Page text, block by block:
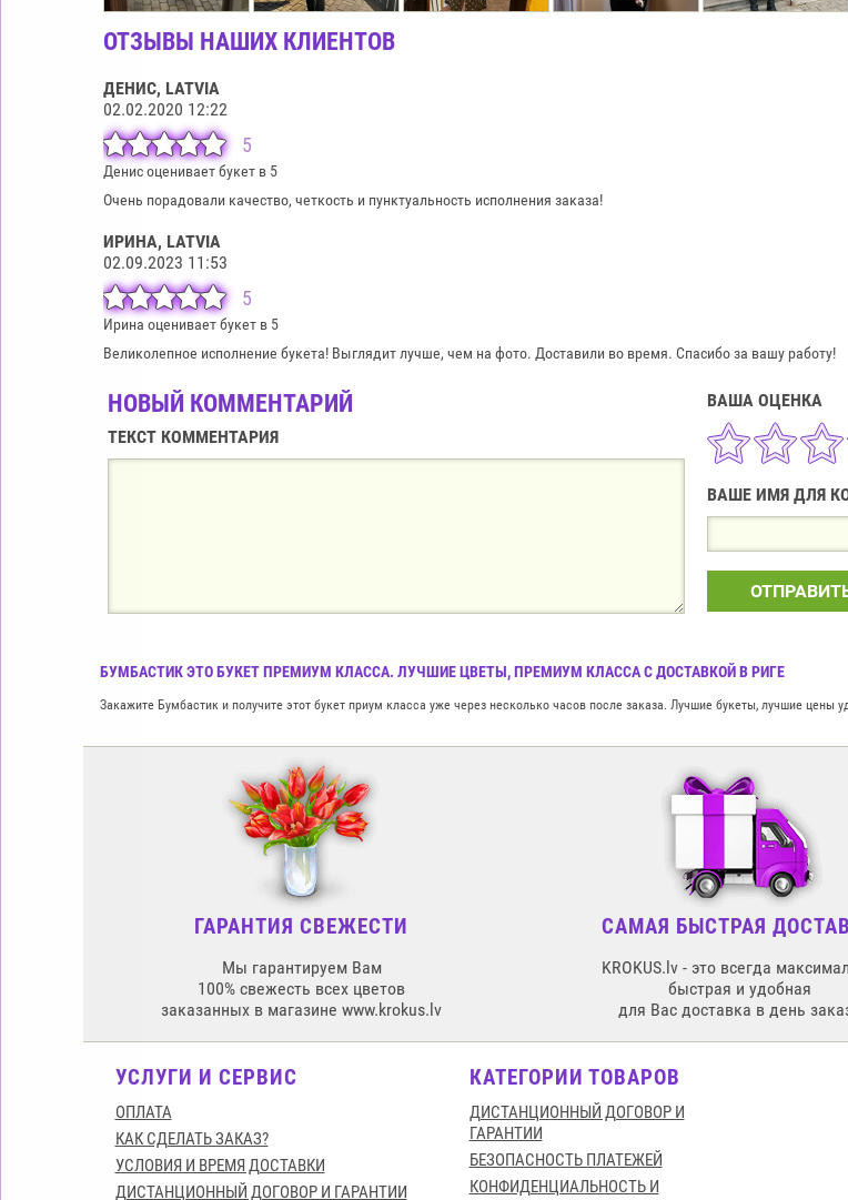
БУМБАСТИК ЭТО БУКЕТ ПРЕМИУМ КЛАССА. ЛУЧШИЕ ЦВЕТЫ, ПРЕМИУМ КЛАССА С ДОСТАВКОЙ В РИГЕ
Закажите Бумбастик и получите этот букет приум класса уже через несколько часов после заказа. Лучшие букеты, лучшие цены
ОТЗЫВЫ НАШИХ КЛИЕНТОВ
ДЕНИС, LATVIA
02.02.2020 12:22
5
Денис оценивает букет в 5
Очень порадовали качество, четкость и пунктуальность исполнения заказа!
ИРИНА, LATVIA
02.09.2023 11:53
5
Ирина оценивает букет в 5
Великолепное исполнение букета! Выглядит лучше, чем на фото. Доставили во время. Спасибо за вашу работу!
НОВЫЙ КОММЕНТАРИЙ
ТЕКСТ КОММЕНТАРИЯ
ВАША ОЦЕНКА
ВАШЕ ИМЯ ДЛЯ
ГАРАНТИЯ СВЕЖЕСТИ
Мы гарантируем Вам
100% свежесть всех цветов
заказанных в магазине www.krokus.lv
САМАЯ БЫСТРАЯ
KROKUS.lv - это всегда
быстрая и удобная
для Вас доставка в день
УСЛУГИ И СЕРВИС
ОПЛАТА
КАК СДЕЛАТЬ ЗАКАЗ?
УСЛОВИЯ И ВРЕМЯ ДОСТАВКИ
ДИСТАНЦИОННЫЙ ДОГОВОР И ГАРАНТИИ
КАТЕГОРИИ ТОВАРОВ
ДИСТАНЦИОННЫЙ ДОГОВОР И
ГАРАНТИИ
БЕЗОПАСНОСТЬ ПЛАТЕЖЕЙ
КОНФИДЕНЦИАЛЬНОСТЬ И